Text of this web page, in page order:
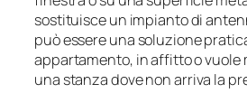
sostituisce un impianto di
può essere una soluzione
appartamento, in affitto o vuole
una stanza dove non arriva la